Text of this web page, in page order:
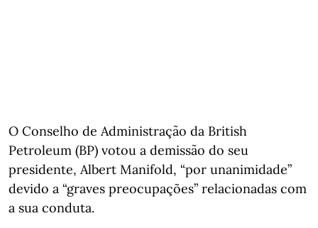
O Conselho de Administração da British
Petroleum (BP) votou a demissão do seu
presidente, Albert Manifold, “por unanimidade”
devido a “graves preocupações” relacionadas com
a sua conduta.